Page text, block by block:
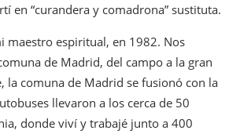
en “curandera y comadrona” sustituta.
maestro espiritual, en 1982. Nos
de Madrid, del campo a la gran
la comuna de Madrid se fusionó con la
llevaron a los cerca de 50
donde viví y trabajé junto a 400